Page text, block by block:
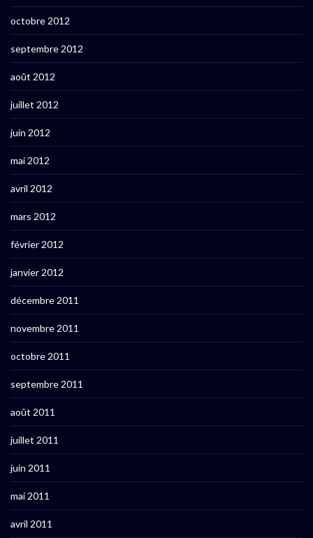
octobre 2012
septembre 2012
août 2012
juillet 2012
juin 2012
mai 2012
avril 2012
mars 2012
février 2012
janvier 2012
décembre 2011
novembre 2011
octobre 2011
septembre 2011
août 2011
juillet 2011
juin 2011
mai 2011
avril 2011